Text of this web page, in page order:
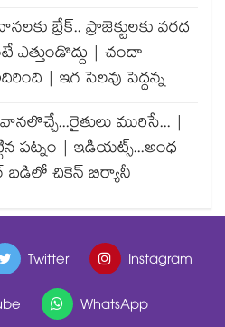
బ్రేక్.. ప్రాజెక్టులకు వరద
ఎత్తుండొద్దు | చందా
| ఇగ సెలవు పెద్దన్న
మురిసే... |
పట్నం | ఇడియట్స్...అంధ
బడిలో చికెన్ బిర్యానీ
Twitter
Instagram
WhatsApp